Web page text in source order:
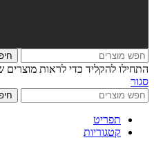
התחילו להקליד כדי לראות
סגור
תפריט
קטגוריות